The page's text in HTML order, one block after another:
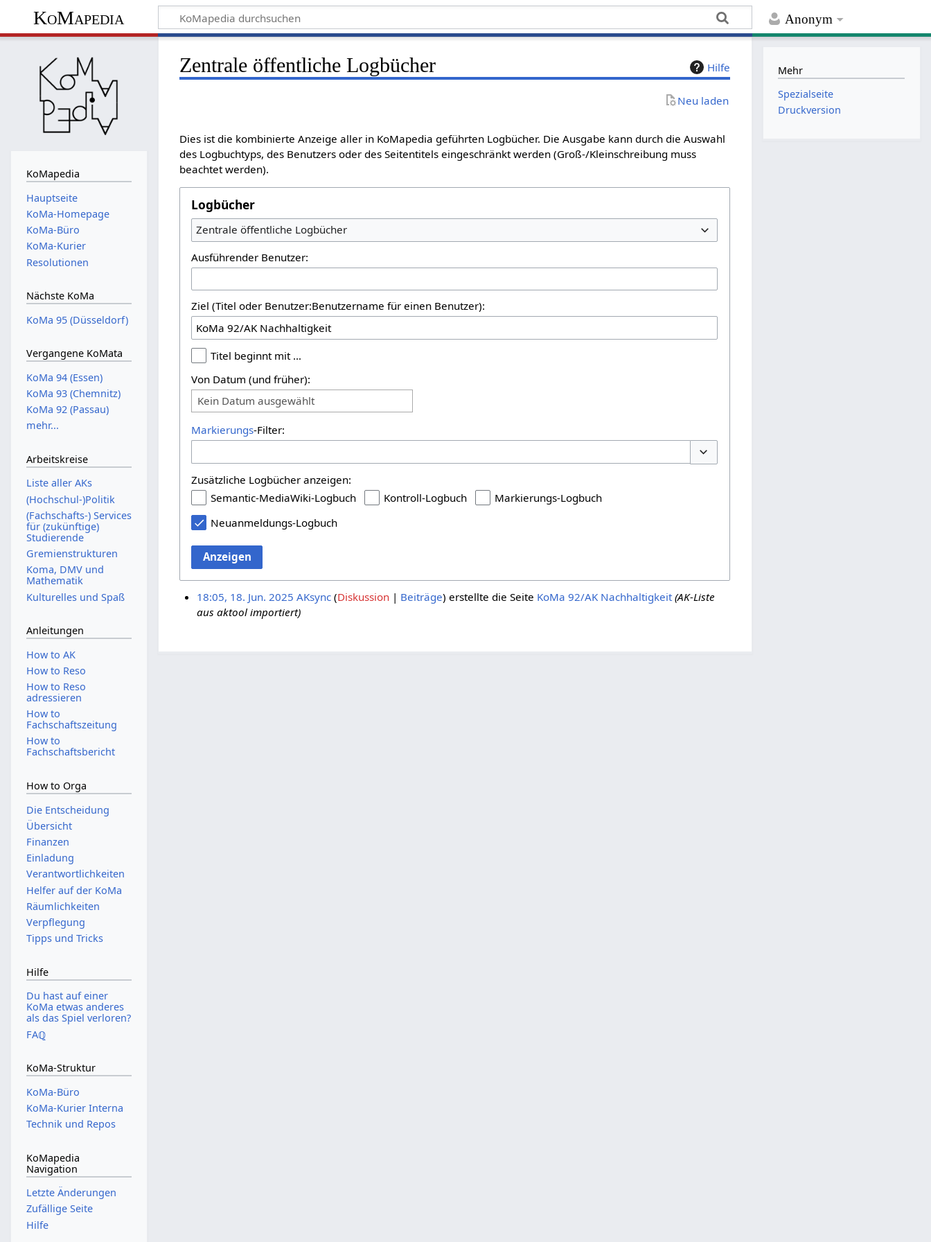
Anonym
KoMapedia
Hilfe
Zentrale öffentliche Logbücher
Neu laden
Dies ist die kombinierte Anzeige aller in KoMapedia geführten Logbücher. Die Ausgabe kann durch die Auswahl
des Logbuchtyps, des Benutzers oder des Seitentitels eingeschränkt werden (Groß-/Kleinschreibung muss
beachtet werden).
Logbücher
Zentrale öffentliche Logbücher
Ausführender Benutzer:
Ziel (Titel oder Benutzer:Benutzername für einen Benutzer):
Titel beginnt mit …
Von Datum (und früher):
Kein Datum ausgewählt
Markierungs-Filter:
Zusätzliche Logbücher anzeigen:
Semantic-MediaWiki-Logbuch
Kontroll-Logbuch
Markierungs-Logbuch
Neuanmeldungs-Logbuch
Anzeigen
18:05, 18. Jun. 2025 AKsync Diskussion Beiträge erstellte die Seite KoMa 92/AK Nachhaltigkeit (AK-Liste
aus aktool importiert)
KoMapedia
Hauptseite
KoMa-Homepage
KoMa-Büro
KoMa-Kurier
Resolutionen
Nächste KoMa
KoMa 95 (Düsseldorf)
Vergangene KoMata
KoMa 94 (Essen)
KoMa 93 (Chemnitz)
KoMa 92 (Passau)
mehr...
Arbeitskreise
Liste aller AKs
(Hochschul-)Politik
(Fachschafts-) Services
für (zukünftige)
Studierende
Gremienstrukturen
Koma, DMV und
Mathematik
Kulturelles und Spaß
Anleitungen
How to AK
How to Reso
How to Reso
adressieren
How to
Fachschaftszeitung
How to
Fachschaftsbericht
How to Orga
Die Entscheidung
Übersicht
Finanzen
Einladung
Verantwortlichkeiten
Helfer auf der KoMa
Räumlichkeiten
Verpflegung
Tipps und Tricks
Hilfe
Du hast auf einer
KoMa etwas anderes
als das Spiel verloren?
FAℚ
KoMa-Struktur
KoMa-Büro
KoMa-Kurier Interna
Technik und Repos
KoMapedia
Navigation
Letzte Änderungen
Zufällige Seite
Hilfe
Mehr
Spezialseite
Druckversion